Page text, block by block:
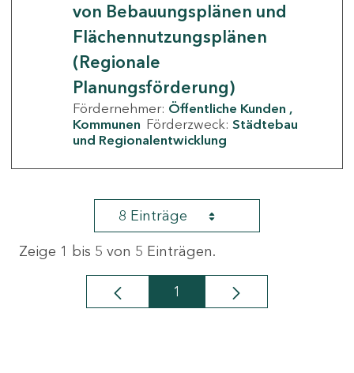
von Bebauungsplänen und
Flächennutzungsplänen
(Regionale
Planungsförderung)
Fördernehmer: Öffentliche Kunden
Kommunen Förderzweck: Städtebau
und Regionalentwicklung
8 Einträge
Zeige 1 bis 5 von 5 Einträgen.
Seite
1